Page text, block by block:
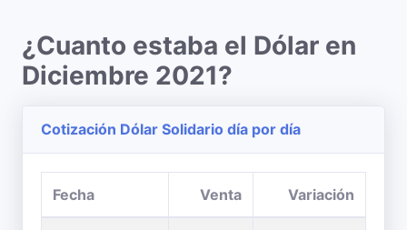
¿Cuanto estaba el Dólar en
Diciembre 2021?
Cotización Dólar Solidario día por día
Fecha Venta Variación